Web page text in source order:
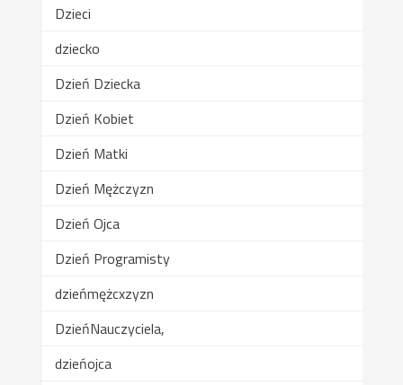
Dzieci
dziecko
Dzień Dziecka
Dzień Kobiet
Dzień Matki
Dzień Mężczyzn
Dzień Ojca
Dzień Programisty
dzieńmężcxzyzn
DzieńNauczyciela,
dzieńojca